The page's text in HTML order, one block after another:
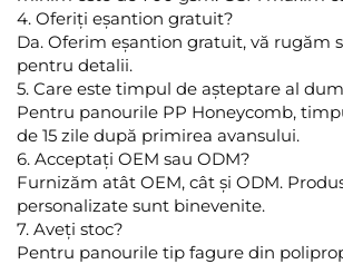
4. Oferiți eșantion gratuit?
Da. Oferim eșantion gratuit, vă rugăm
pentru detalii.
5. Care este timpul de așteptare al
Pentru panourile PP Honeycomb,
de 15 zile după primirea avansului.
6. Acceptați OEM sau ODM?
Furnizăm atât OEM, cât și ODM.
personalizate sunt binevenite.
7. Aveți stoc?
Pentru panourile tip fagure din